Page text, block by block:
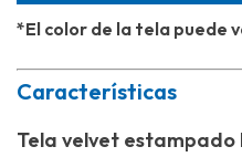
*El color de la tela puede
Características
Tela velvet estampado